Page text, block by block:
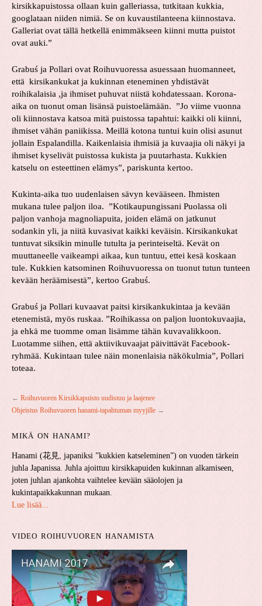
kirsikkapuistossa ollaan kuin galleriassa, tutkitaan kukkia,
googlataan niiden nimiä. Se on kuvaustilanteena kiinnostava.
Galleriat ovat tällä hetkellä enimmäkseen kiinni mutta puistot
ovat auki.”
Grabuś ja Pollari ovat Roihuvuoressa asuessaan huomanneet,
että kirsikankukat ja kukinnan eteneminen yhdistävät
roihikalaisia ,ja ihmiset puhuvat niistä kohdatessaan. Korona-
aika on tuonut oman lisänsä puistoelämään. ”Jo viime vuonna
oli kiinnostava katsoa mitä puistossa tapahtui: kaikki oli kiinni,
ihmiset vähän paniikissa. Meillä kotona tuntui kuin olisi asunut
jollain Espalandilla. Kaikenlaisia ihmisiä ja kuvaajia oli näkyi ja
ihmiset kyselivät puistossa kukista ja puutarhasta. Kukkien
katselu on esteettinen elämys”, pariskunta kertoo.
Kukinta-aika tuo uudenlaisen sävyn kevääseen. Ihmisten
mukana tulee paljon iloa. ”Kotikaupungissani Puolassa oli
paljon vanhoja magnoliapuita, joiden elämä on jatkunut
sodankin yli, ja niitä kuvasivat kaikki keväisin. Kirsikankukat
tuntuvat siksikin minulle tutulta ja perinteiseltä. Kevät on
muuttaneelle vaikeampi aikaa, kun tuntuu, ettei kesä koskaan
tule. Kukkien katsominen Roihuvuoressa on tuonut tutun tunteen
kevään heräämisestä”, kertoo Grabuś.
Grabuś ja Pollari kuvaavat paitsi kirsikankukintaa ja kevään
etenemistä, myös ruskaa. ”Roihikassa on paljon luontokuvaajia,
ja ehkä me tuomme oman lisämme tähän kuvavalikkoon.
Luotamme siihen, että aktiivikuvaajat päivittävät Facebook-
ryhmää. Kukintaan tulee näin monenlaisia näkökulmia”, Pollari
toteaa.
← Roihuvuoren Kirsikkapuisto uudistuu ja laajenee
Ohjeistus Roihuvuoren hanami-tapahtuman myyjille →
MIKÄ ON HANAMI?
Hanami (花見, japaniksi ”kukkien katseleminen”) on vuoden tärkein
juhla Japanissa. Juhla ajoittuu kirsikkapuiden kukinnan alkamiseen,
joten juhlan ajankohta vaihtelee kevään sääolojen ja
kukintapaikkakunnan mukaan.
Lue lisää...
VIDEO ROIHUVUOREN HANAMISTA